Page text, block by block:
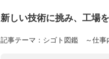
新しい技術に挑み、工場
記事テーマ：シゴト図鑑 ～仕事